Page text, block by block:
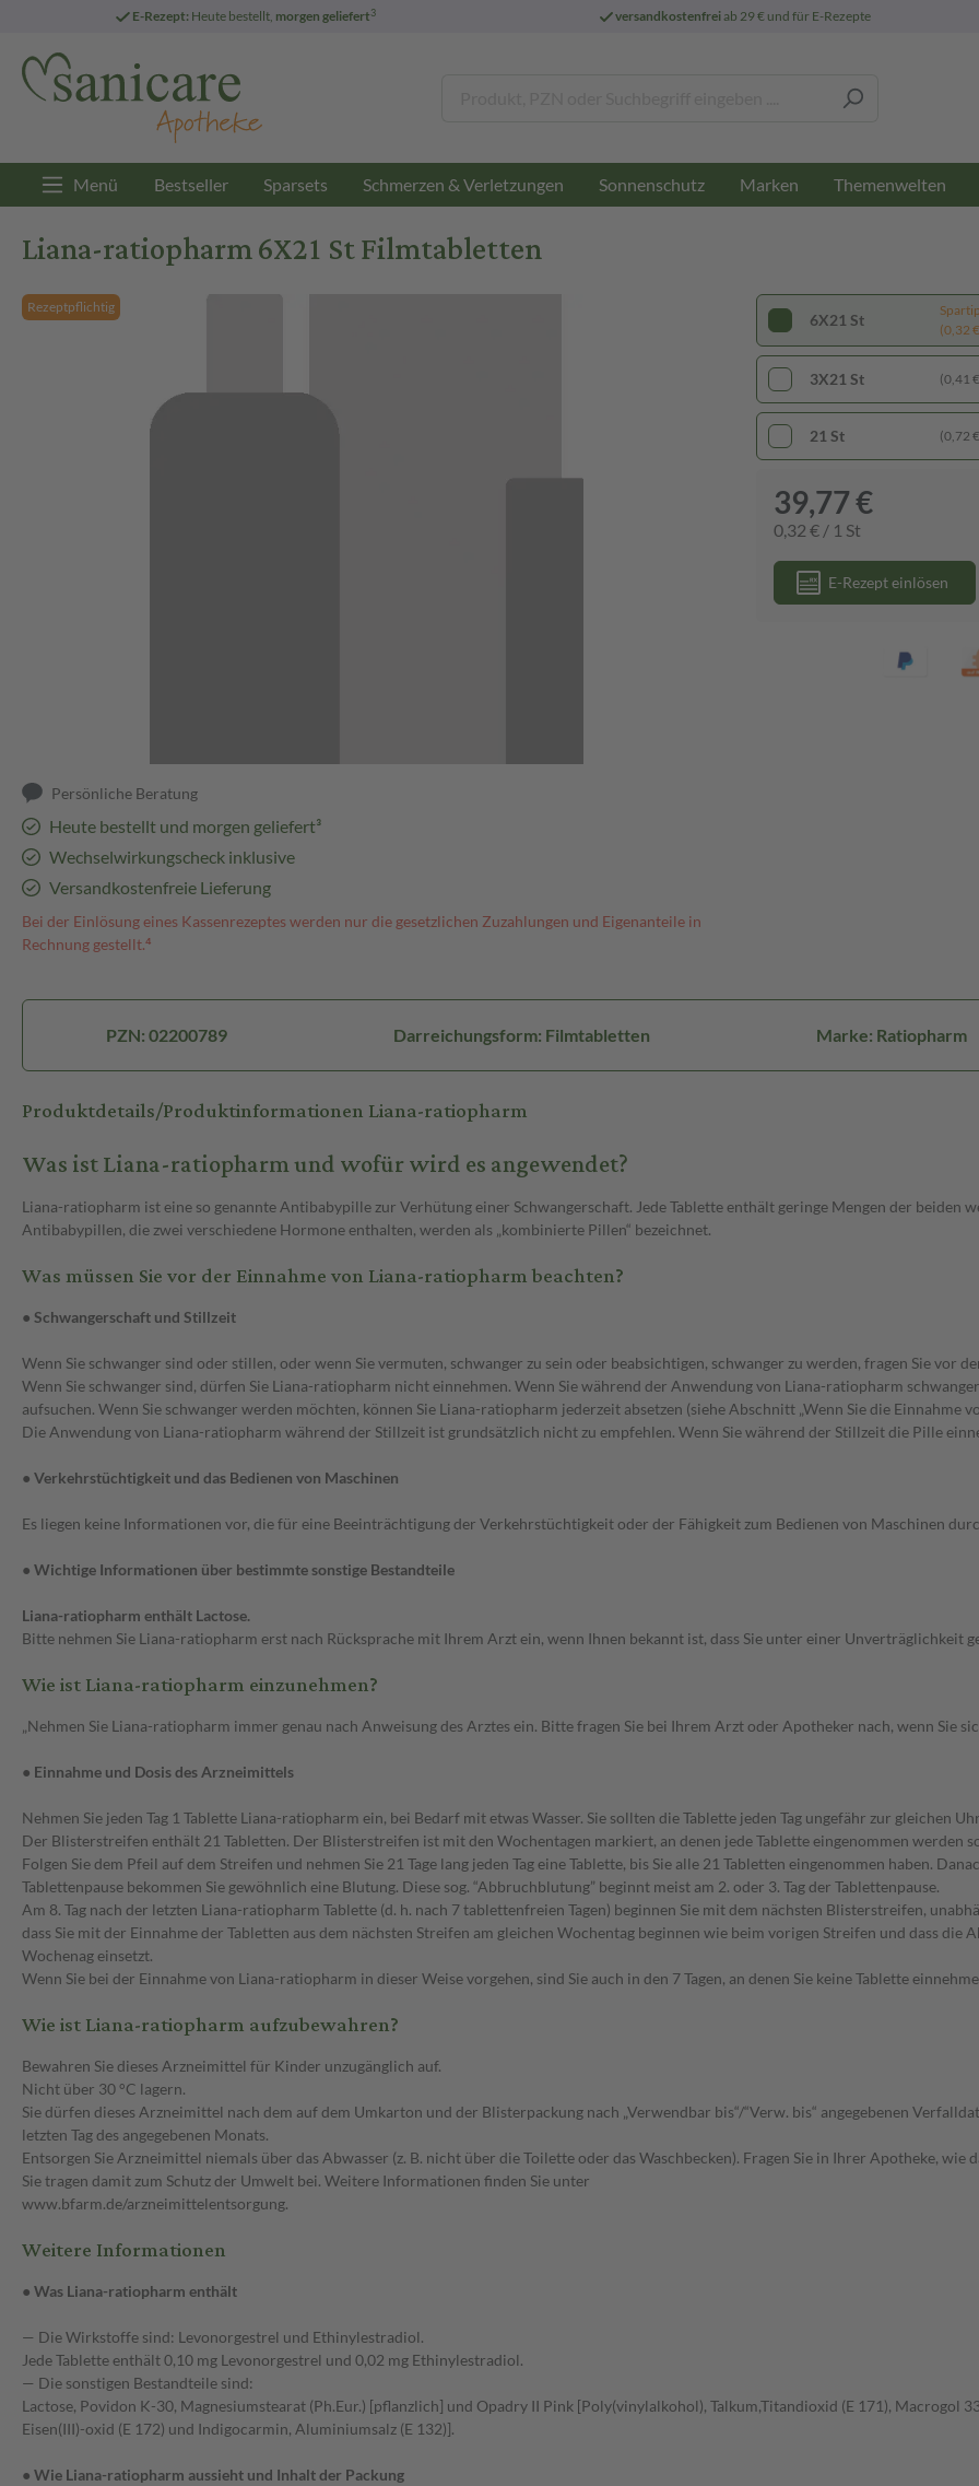
E-Rezept: Heute bestellt, morgen geliefert3 versandkostenfreiab 29 € und für E-Rezepte
Menü Bestseller Sparsets Schmerzen & Verletzungen Sonnenschutz Marken Themenwelten
Liana-ratiopharm 6X21 St Filmtabletten
Rezeptpflichtig
Persönliche Beratung
Heute bestellt und morgen geliefert³
Wechselwirkungscheck inklusive
Versandkostenfreie Lieferung
Bei der Einlösung eines Kassenrezeptes werden nur die gesetzlichen Zuzahlungen und Eigenanteile in
Rechnung gestellt.⁴
6X21 St
(0,32
3X21 St (0,41
21 St (0,72
39,77 €
0,32 € / 1 St
E-Rezept einlösen
PZN: 02200789 Darreichungsform: Filmtabletten Marke: Ratiopharm
Produktdetails/Produktinformationen Liana-ratiopharm
Was ist Liana-ratiopharm und wofür wird es angewendet?
Liana-ratiopharm ist eine so genannte Antibabypille zur Verhütung einer Schwangerschaft. Jede Tablette enthält geringe Mengen der beiden
Antibabypillen, die zwei verschiedene Hormone enthalten, werden als „kombinierte Pillen“ bezeichnet.
Was müssen Sie vor der Einnahme von Liana-ratiopharm beachten?
● Schwangerschaft und Stillzeit
Wenn Sie schwanger sind oder stillen, oder wenn Sie vermuten, schwanger zu sein oder beabsichtigen, schwanger zu werden, fragen Sie vor
Wenn Sie schwanger sind, dürfen Sie Liana-ratiopharm nicht einnehmen. Wenn Sie während der Anwendung von Liana-ratiopharm
aufsuchen. Wenn Sie schwanger werden möchten, können Sie Liana-ratiopharm jederzeit absetzen (siehe Abschnitt „Wenn Sie die Einnahme
Die Anwendung von Liana-ratiopharm während der Stillzeit ist grundsätzlich nicht zu empfehlen. Wenn Sie während der Stillzeit die Pille
● Verkehrstüchtigkeit und das Bedienen von Maschinen
Es liegen keine Informationen vor, die für eine Beeinträchtigung der Verkehrstüchtigkeit oder der Fähigkeit zum Bedienen von Maschinen
● Wichtige Informationen über bestimmte sonstige Bestandteile
Liana-ratiopharm enthält Lactose.
Bitte nehmen Sie Liana-ratiopharm erst nach Rücksprache mit Ihrem Arzt ein, wenn Ihnen bekannt ist, dass Sie unter einer Unverträglichkeit
Wie ist Liana-ratiopharm einzunehmen?
„Nehmen Sie Liana-ratiopharm immer genau nach Anweisung des Arztes ein. Bitte fragen Sie bei Ihrem Arzt oder Apotheker nach, wenn Sie
● Einnahme und Dosis des Arzneimittels
Nehmen Sie jeden Tag 1 Tablette Liana-ratiopharm ein, bei Bedarf mit etwas Wasser. Sie sollten die Tablette jeden Tag ungefähr zur gleichen
Der Blisterstreifen enthält 21 Tabletten. Der Blisterstreifen ist mit den Wochentagen markiert, an denen jede Tablette eingenommen werden
Folgen Sie dem Pfeil auf dem Streifen und nehmen Sie 21 Tage lang jeden Tag eine Tablette, bis Sie alle 21 Tabletten eingenommen haben.
Tablettenpause bekommen Sie gewöhnlich eine Blutung. Diese sog. “Abbruchblutung” beginnt meist am 2. oder 3. Tag der Tablettenpause.
Am 8. Tag nach der letzten Liana-ratiopharm Tablette (d. h. nach 7 tablettenfreien Tagen) beginnen Sie mit dem nächsten Blisterstreifen,
dass Sie mit der Einnahme der Tabletten aus dem nächsten Streifen am gleichen Wochentag beginnen wie beim vorigen Streifen und dass
Wochenag einsetzt.
Wenn Sie bei der Einnahme von Liana-ratiopharm in dieser Weise vorgehen, sind Sie auch in den 7 Tagen, an denen Sie keine Tablette
Wie ist Liana-ratiopharm aufzubewahren?
Bewahren Sie dieses Arzneimittel für Kinder unzugänglich auf.
Nicht über 30 °C lagern.
Sie dürfen dieses Arzneimittel nach dem auf dem Umkarton und der Blisterpackung nach „Verwendbar bis“/“Verw. bis“ angegebenen
letzten Tag des angegebenen Monats.
Entsorgen Sie Arzneimittel niemals über das Abwasser (z. B. nicht über die Toilette oder das Waschbecken). Fragen Sie in Ihrer Apotheke,
Sie tragen damit zum Schutz der Umwelt bei. Weitere Informationen finden Sie unter
www.bfarm.de/arzneimittelentsorgung.
Weitere Informationen
● Was Liana-ratiopharm enthält
— Die Wirkstoffe sind: Levonorgestrel und Ethinylestradiol.
Jede Tablette enthält 0,10 mg Levonorgestrel und 0,02 mg Ethinylestradiol.
— Die sonstigen Bestandteile sind:
Lactose, Povidon K-30, Magnesiumstearat (Ph.Eur.) [pflanzlich] und Opadry II Pink [Poly(vinylalkohol), Talkum,Titandioxid (E 171), Macrogol
Eisen(III)-oxid (E 172) und Indigocarmin, Aluminiumsalz (E 132)].
● Wie Liana-ratiopharm aussieht und Inhalt der Packung